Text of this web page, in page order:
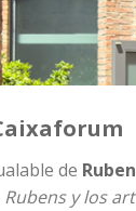
de
Rubens y los